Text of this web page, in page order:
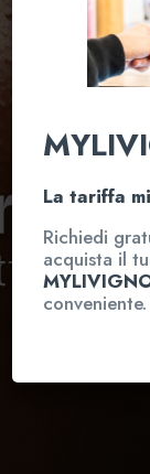
La tariffa
Richiedi
acquista il
conveniente.